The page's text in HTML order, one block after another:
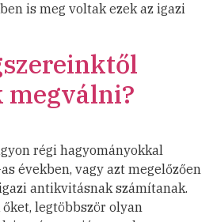
is meg voltak ezek az igazi
megválni?
régi hagyományokkal
években, vagy azt megelőzően
antikvitásnak számítanak.
legtöbbször olyan